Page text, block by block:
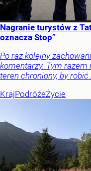
Nagranie turystów z
oznacza Stop”
Po raz kolejny
komentarzy. Tym razem
teren chroniony, by robić
KrajPodróżeŻycie